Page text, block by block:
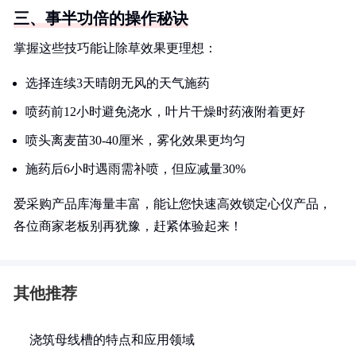
三、事半功倍的操作秘诀
掌握这些技巧能让除草效果更理想：
选择连续3天晴朗无风的天气施药
喷药前12小时避免浇水，叶片干燥时药液附着更好
喷头离麦苗30-40厘米，雾化效果更均匀
施药后6小时遇雨需补喷，但应减量30%
爱采购产品库海量丰富，能让您快速高效锁定心仪产品，
各位商家老板别再犹豫，赶紧体验起来！
其他推荐
浇筑母线槽的特点和应用领域